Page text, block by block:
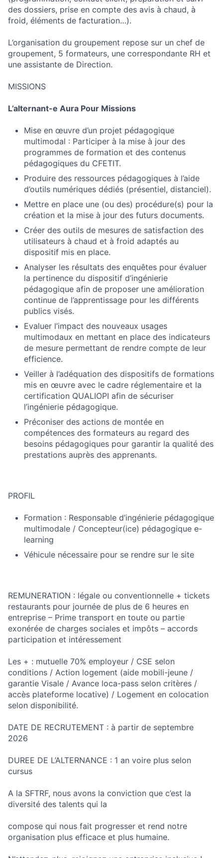
des dossiers, prise en compte des avis à chaud, à
froid, éléments de facturation…).
L’organisation du groupement repose sur un chef de
groupement, 5 formateurs, une correspondante RH et
une assistante de Direction.
MISSIONS
L’alternant-e Aura Pour Missions
Mise en œuvre d’un projet pédagogique
multimodal : Participer à la mise à jour des
programmes de formation et des contenus
pédagogiques du CFETIT.
Produire des ressources pédagogiques à l’aide
d’outils numériques dédiés (présentiel, distanciel).
Mettre en place une (ou des) procédure(s) pour la
création et la mise à jour des futurs documents.
Créer des outils de mesures de satisfaction des
utilisateurs à chaud et à froid adaptés au
dispositif mis en place.
Analyser les résultats des enquêtes pour évaluer
la pertinence du dispositif d’ingénierie
pédagogique afin de proposer une amélioration
continue de l’apprentissage pour les différents
publics visés.
Evaluer l’impact des nouveaux usages
multimodaux en mettant en place des indicateurs
de mesure permettant de rendre compte de leur
efficience.
Veiller à l’adéquation des dispositifs de formations
mis en œuvre avec le cadre réglementaire et la
certification QUALIOPI afin de sécuriser
l’ingénierie pédagogique.
Préconiser des actions de montée en
compétences des formateurs au regard des
besoins pédagogiques pour garantir la qualité des
prestations auprès des apprenants.
PROFIL
Formation : Responsable d’ingénierie pédagogique
multimodale / Concepteur(ice) pédagogique e-
learning
Véhicule nécessaire pour se rendre sur le site
REMUNERATION : légale ou conventionnelle + tickets
restaurants pour journée de plus de 6 heures en
entreprise – Prime transport en toute ou partie
exonérée de charges sociales et impôts – accords
participation et intéressement
Les + : mutuelle 70% employeur / CSE selon
conditions / Action logement (aide mobili-jeune /
garantie Visale / Avance loca-pass selon critères /
accès plateforme locative) / Logement en colocation
selon disponibilité.
DATE DE RECRUTEMENT : à partir de septembre
2026
DUREE DE L’ALTERNANCE : 1 an voire plus selon
cursus
A la SFTRF, nous avons la conviction que c’est la
diversité des talents qui la
compose qui nous fait progresser et rend notre
organisation plus efficace et plus humaine.